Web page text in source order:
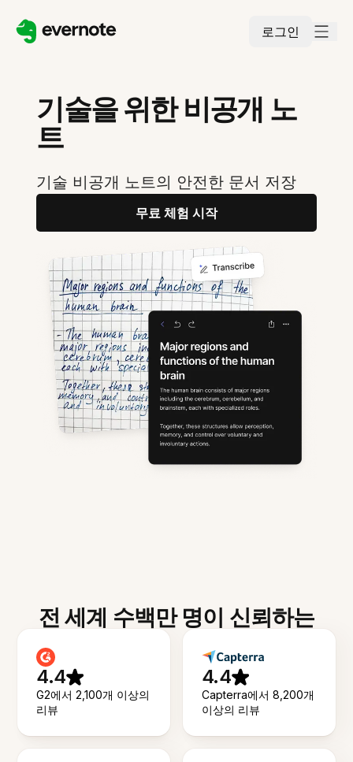
로그인
기술을 위한 비공개 노
트
기술 비공개 노트의 안전한 문서 저장
무료 체험 시작
전 세계 수백만 명이 신뢰하는
4.4
G2에서 2,100개 이상의
리뷰
4.4
Capterra에서 8,200개
이상의 리뷰